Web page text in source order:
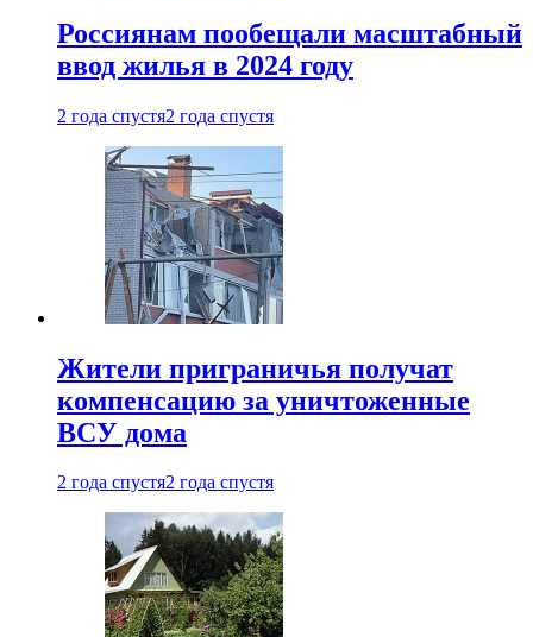
Россиянам пообещали масштабный
ввод жилья в 2024 году
2 года спустя2 года спустя
Жители приграничья получат
компенсацию за уничтоженные
ВСУ дома
2 года спустя2 года спустя